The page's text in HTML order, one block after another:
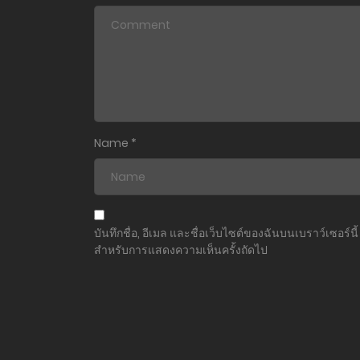
ตอนที่ 399
ตอนที่ 398
ตอนที่ 397
Name *
บันทึกชื่อ, อีเมล และชื่อเว็บไซต์ของฉันบนเบราว์เซอร์นี้
สำหรับการแสดงความเห็นครั้งถัดไป